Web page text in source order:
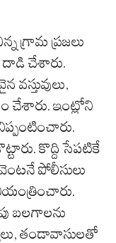
గ్రామ ప్రజలు
చేశారు.
చేశారు. ఇంట్లోని
కొద్ది సేపటికే
పోలీసులు
బలగాలను
తండావాసులతో